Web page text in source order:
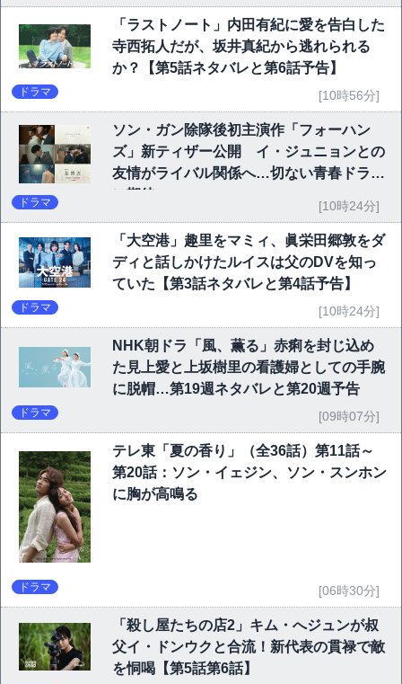
「ラストノート」内田有紀に愛を告白した
寺西拓人だが、坂井真紀から逃れられる
か？【第5話ネタバレと第6話予告】
ドラマ [10時56分]
ソン・ガン除隊後初主演作「フォーハン
ズ」新ティザー公開 イ・ジュニョンとの
友情がライバル関係へ…切ない青春ドラマ
に期待
ドラマ [10時24分]
「大空港」趣里をマミィ、眞栄田郷敦をダ
ディと話しかけたルイスは父のDVを知っ
ていた【第3話ネタバレと第4話予告】
ドラマ [10時24分]
NHK朝ドラ「風、薫る」赤痢を封じ込め
た見上愛と上坂樹里の看護婦としての手腕
に脱帽…第19週ネタバレと第20週予告
ドラマ [09時07分]
テレ東「夏の香り」（全36話）第11話～
第20話：ソン・イェジン、ソン・スンホン
に胸が高鳴る
ドラマ [06時30分]
「殺し屋たちの店2」キム・へジュンが叔
父イ・ドンウクと合流！新代表の貫禄で敵
を恫喝【第5話第6話】